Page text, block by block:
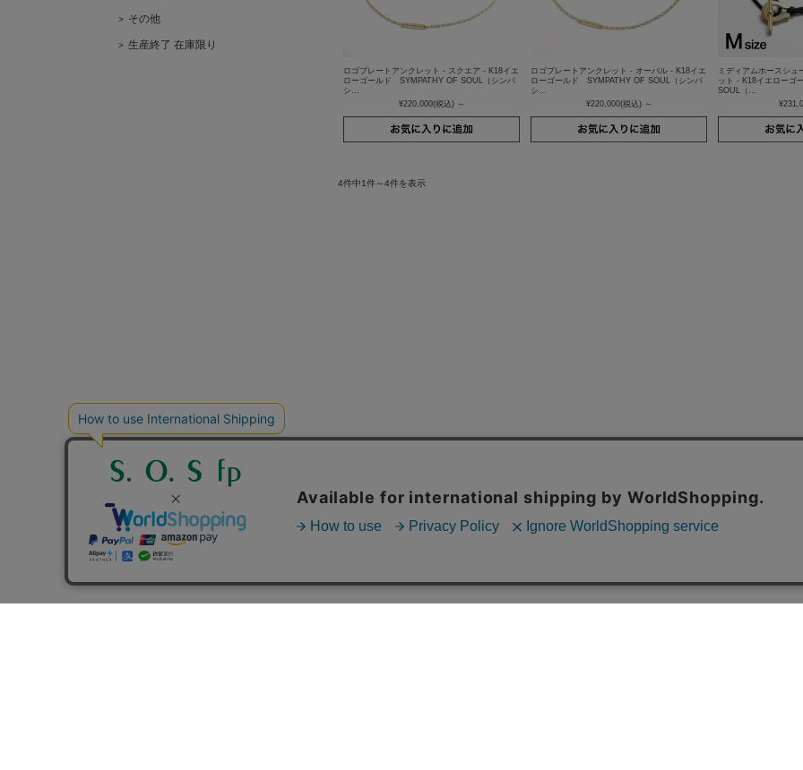
ロゴプレートアンクレット - スクエア - K18イエ
ローゴールド SYMPATHY OF SOUL（シンパ
シ…
¥220,000(税込) ～
ロゴプレートアンクレット - オーバル - K18イエ
ローゴールド SYMPATHY OF SOUL（シンパ
シ…
¥220,000(税込) ～
ミディアムホースシュ
ット - K18イエローゴ
SOUL（…
4件中1件～4件を表示
その他
生産終了 在庫限り